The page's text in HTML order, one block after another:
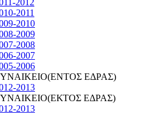
2012
2011
2010
2009
2008
2007
2006
ΕΔΡΑΣ)
2013
ΕΔΡΑΣ)
2013